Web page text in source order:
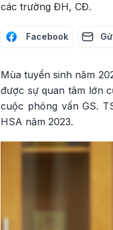
các trường ĐH, CĐ.
Facebook
Mùa tuyển sinh năm
được sự quan tâm lớn
cuộc phỏng vấn GS.
HSA năm 2023.